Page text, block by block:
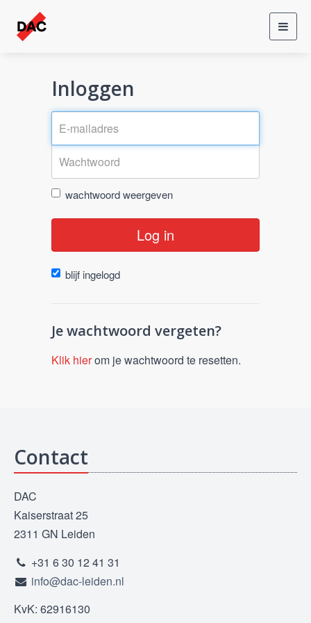
Inloggen
wachtwoord weergeven
Log in
blijf ingelogd
Je wachtwoord vergeten?
Klik hierom je wachtwoord te resetten.
Contact
DAC
Kaiserstraat 25
2311 GN Leiden
+31 6 30 12 41 31
info@dac-leiden.nl
KvK: 62916130